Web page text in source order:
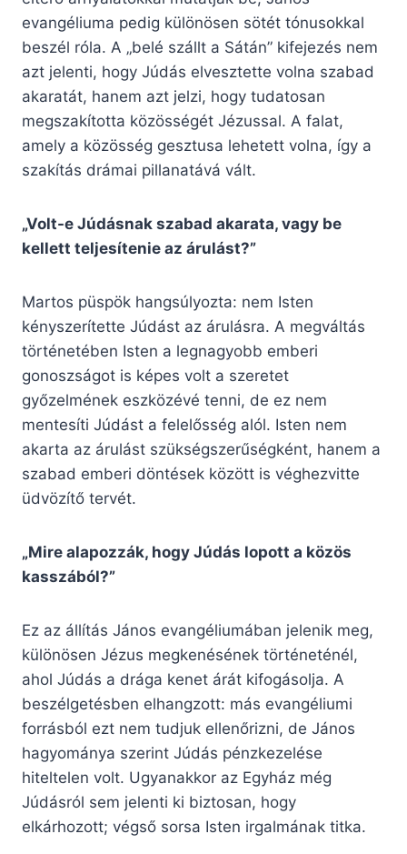
evangéliuma pedig különösen sötét tónusokkal
beszél róla. A „belé szállt a Sátán” kifejezés nem
azt jelenti, hogy Júdás elvesztette volna szabad
akaratát, hanem azt jelzi, hogy tudatosan
megszakította közösségét Jézussal. A falat,
amely a közösség gesztusa lehetett volna, így a
szakítás drámai pillanatává vált.
„Volt-e Júdásnak szabad akarata, vagy be
kellett teljesítenie az árulást?”
Martos püspök hangsúlyozta: nem Isten
kényszerítette Júdást az árulásra. A megváltás
történetében Isten a legnagyobb emberi
gonoszságot is képes volt a szeretet
győzelmének eszközévé tenni, de ez nem
mentesíti Júdást a felelősség alól. Isten nem
akarta az árulást szükségszerűségként, hanem a
szabad emberi döntések között is véghezvitte
üdvözítő tervét.
„Mire alapozzák, hogy Júdás lopott a közös
kasszából?”
Ez az állítás János evangéliumában jelenik meg,
különösen Jézus megkenésének történeténél,
ahol Júdás a drága kenet árát kifogásolja. A
beszélgetésben elhangzott: más evangéliumi
forrásból ezt nem tudjuk ellenőrizni, de János
hagyománya szerint Júdás pénzkezelése
hiteltelen volt. Ugyanakkor az Egyház még
Júdásról sem jelenti ki biztosan, hogy
elkárhozott; végső sorsa Isten irgalmának titka.